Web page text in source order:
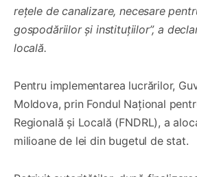
rețele de canalizare, necesare
gospodăriilor și instituțiilor”, a
locală.
Pentru implementarea lucrărilor,
Moldova, prin Fondul Național
Regională și Locală (FNDRL), a
milioane de lei din bugetul de stat.